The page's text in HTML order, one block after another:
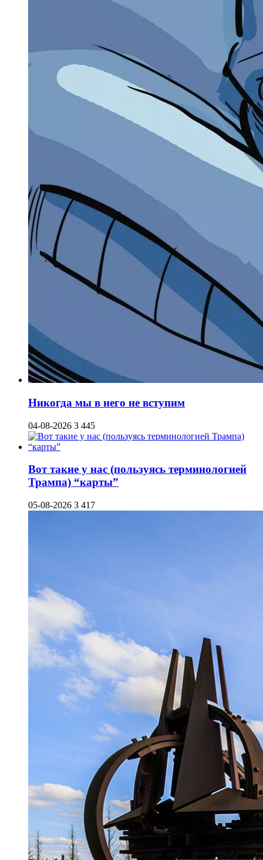
Никогда мы в него не вступим
04-08-2026 3 445
Вот такие у нас (пользуясь терминологией
Трампа) “карты”
05-08-2026 3 417